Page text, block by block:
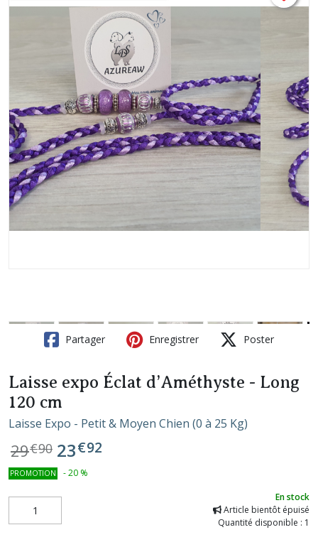
Partager Enregistrer Poster
Laisse expo Éclat d’Améthyste - Long
120 cm
Laisse Expo - Petit & Moyen Chien (0 à 25 Kg)
29€90 23€92
PROMOTION -20 %
En stock
Article bientôt épuisé
Quantité disponible : 1